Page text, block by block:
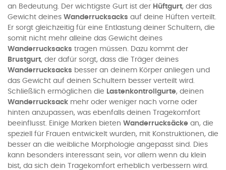
an Bedeutung. Der wichtigste Gurt ist der Hüftgurt, der das
Gewicht deines Wanderrucksacks auf deine Hüften verteilt.
Er sorgt gleichzeitig für eine Entlastung deiner Schultern, die
somit nicht mehr alleine das Gewicht deines
Wanderrucksacks tragen müssen. Dazu kommt der
Brustgurt, der dafür sorgt, dass die Träger deines
Wanderrucksacks besser an deinem Körper anliegen und
das Gewicht auf deinen Schultern besser verteilt wird.
Schließlich ermöglichen die Lastenkontrollgurte, deinen
Wanderrucksack mehr oder weniger nach vorne oder
hinten anzupassen, was ebenfalls deinen Tragekomfort
beeinflusst. Einige Marken bieten Wanderrucksäcke an, die
speziell für Frauen entwickelt wurden, mit Konstruktionen, die
besser an die weibliche Morphologie angepasst sind. Dies
kann besonders interessant sein, vor allem wenn du klein
bist, da sich dein Tragekomfort erheblich verbessern wird.